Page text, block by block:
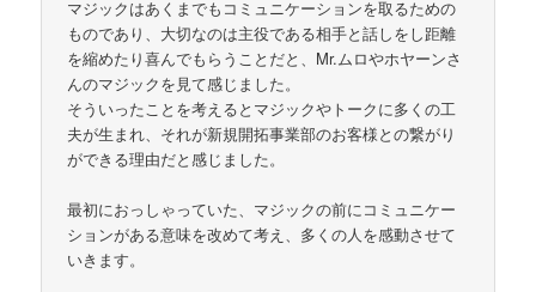
マジックはあくまでもコミュニケーションを取るための
ものであり、大切なのは主役である相手と話しをし距離
を縮めたり喜んでもらうことだと、Mr.ムロやホヤーンさ
んのマジックを見て感じました。
そういったことを考えるとマジックやトークに多くの工
夫が生まれ、それが新規開拓事業部のお客様との繋がり
ができる理由だと感じました。
最初におっしゃっていた、マジックの前にコミュニケー
ションがある意味を改めて考え、多くの人を感動させて
いきます。